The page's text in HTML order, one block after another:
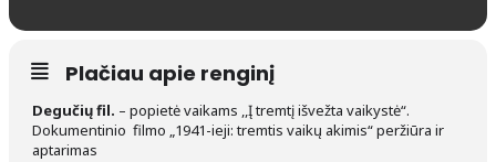
Plačiau apie renginį
Degučių fil. – popietė vaikams ,,Į tremtį išvežta vaikystė“.
Dokumentinio filmo „1941-ieji: tremtis vaikų akimis“ peržiūra ir
aptarimas